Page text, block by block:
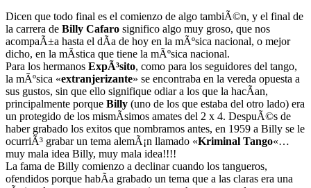
Dicen que todo final es el comienzo de algo tambiÃ©n, y el final de
la carrera de Billy Cafaro significo algo muy groso, que nos
acompaÃ±a hasta el dÃ­a de hoy en la mÃºsica nacional, o mejor
dicho, en la mÃ­stica que tiene la mÃºsica nacional.
Para los hermanos ExpÃ³sito, como para los seguidores del tango,
la mÃºsica «extranjerizante» se encontraba en la vereda opuesta a
sus gustos, sin que ello signifique odiar a los que la hacÃ­an,
principalmente porque Billy (uno de los que estaba del otro lado) era
un protegido de los mismÃ­simos amates del 2 x 4. DespuÃ©s de
haber grabado los exitos que nombramos antes, en 1959 a Billy se le
ocurriÃ³ grabar un tema alemÃ¡n llamado «Kriminal Tango«…
muy mala idea Billy, muy mala idea!!!!
La fama de Billy comienzo a declinar cuando los tangueros,
ofendidos porque habÃ­a grabado un tema que a las claras era una